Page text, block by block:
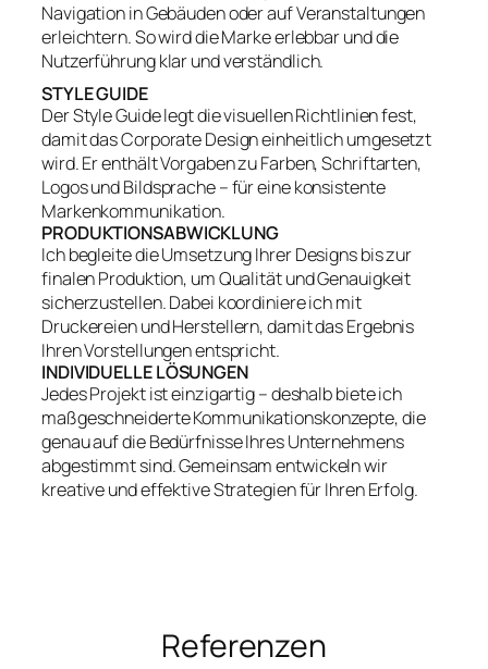
Navigation in Gebäuden oder auf Veranstaltungen
erleichtern. So wird die Marke erlebbar und die
Nutzerführung klar und verständlich.
STYLE GUIDE
Der Style Guide legt die visuellen Richtlinien fest,
damit das Corporate Design einheitlich umgesetzt
wird. Er enthält Vorgaben zu Farben, Schriftarten,
Logos und Bildsprache – für eine konsistente
Markenkommunikation.
PRODUKTIONSABWICKLUNG
Ich begleite die Umsetzung Ihrer Designs bis zur
finalen Produktion, um Qualität und Genauigkeit
sicherzustellen. Dabei koordiniere ich mit
Druckereien und Herstellern, damit das Ergebnis
Ihren Vorstellungen entspricht.
INDIVIDUELLE LÖSUNGEN
Jedes Projekt ist einzigartig – deshalb biete ich
maßgeschneiderte Kommunikationskonzepte, die
genau auf die Bedürfnisse Ihres Unternehmens
abgestimmt sind. Gemeinsam entwickeln wir
kreative und effektive Strategien für Ihren Erfolg.
Referenzen